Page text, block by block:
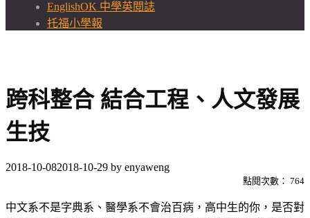
EnglishOK 中學英閱誌
托福小學報
跨科整合 結合工程、人文發展
生技
2018-10-082018-10-29 by enyaweng
點閱次數： 764
中文系不是字典系、醫學系不會治百病，高中生的你，是否對